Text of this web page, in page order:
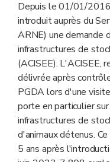
Depuis le 01/01/
introduit auprès du
ARNE) une demande
infrastructures de
(ACISEE). L'ACISEE,
délivrée après
PGDA lors d'une
porte en particulier
infrastructures de
d'animaux détenus.
5 ans après